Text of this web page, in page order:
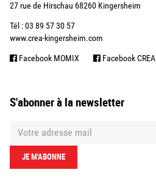
27 rue de Hirschau 68260 Kingersheim
Tél : 03 89 57 30 57
www.crea-kingersheim.com
Facebook MOMIX Facebook CREA
S'abonner à la newsletter